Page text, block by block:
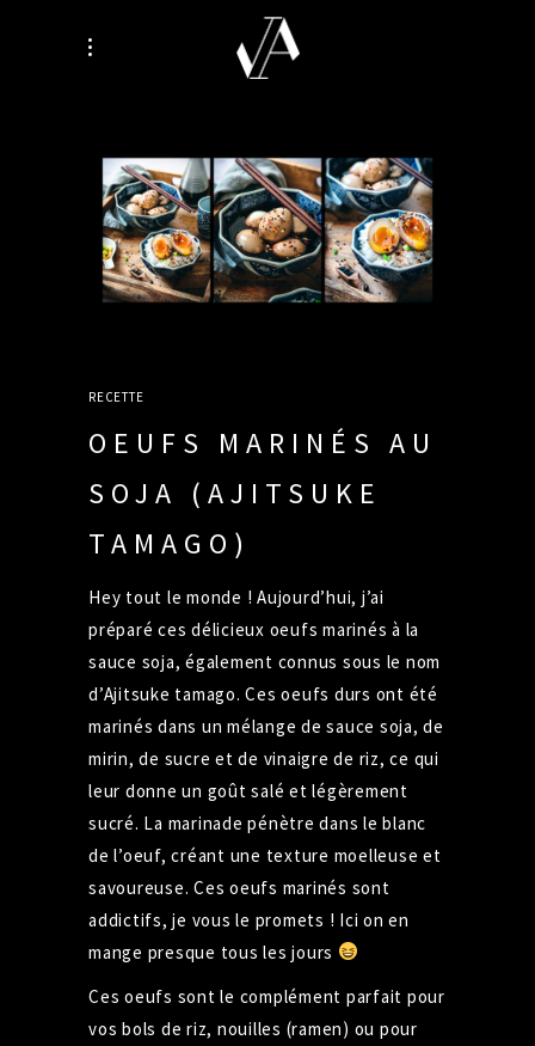
RECETTE
OEUFS MARINÉS AU
SOJA (AJITSUKE
TAMAGO)
Hey tout le monde ! Aujourd’hui, j’ai
préparé ces délicieux oeufs marinés à la
sauce soja, également connus sous le nom
d’Ajitsuke tamago. Ces oeufs durs ont été
marinés dans un mélange de sauce soja, de
mirin, de sucre et de vinaigre de riz, ce qui
leur donne un goût salé et légèrement
sucré. La marinade pénètre dans le blanc
de l’oeuf, créant une texture moelleuse et
savoureuse. Ces oeufs marinés sont
addictifs, je vous le promets ! Ici on en
mange presque tous les jours
Ces oeufs sont le complément parfait pour
vos bols de riz, nouilles (ramen) ou pour